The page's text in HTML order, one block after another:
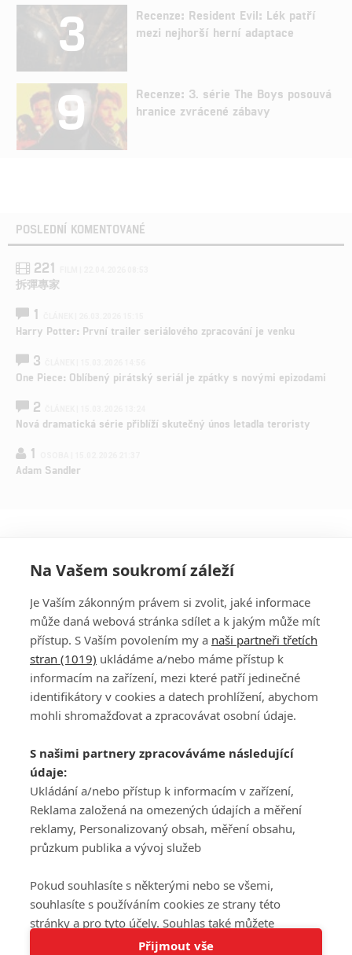
Tato stránka používá soubory cookies.
3
Recenze: Resident Evil: Lék patří
mezi nejhorší herní adaptace
9
Recenze: 3. série The Boys posouvá
hranice zvrácené zábavy
POSLEDNÍ KOMENTOVANÉ
221
拆彈專家
1
Harry Potter: První trailer seriálového zpracování je venku
3
One Piece: Oblíbený pirátský seriál je zpátky s novými epizodami
2
Nová dramatická série přiblíží skutečný únos letadla teroristy
1
Adam Sandler
PŘIHLÁSIT
REGISTROVAT
DISKUZE
Šéfredaktorkou webu jePetr Slavík, e-mailserialy@fandimefilmu.cz
Máte-li zájem o inzerci na našem webu napište nám na e-mail
studio@koncal.com
Ochrana osobních údajů|Zásady používání cookies |Pravidla webu
Upravit nastavení soukromí
© 2016 – 2026 FandimeSerialum.cz / All rights reserved /
Na Vašem soukromí záleží
Je Vaším zákonným právem si zvolit, jaké informace
může daná webová stránka sdílet a k jakým může mít
přístup. S Vaším povolením my a naši partneři třetích
stran (1019) ukládáme a/nebo máme přístup k
informacím na zařízení, mezi které patří jedinečné
identifikátory v cookies a datech prohlížení, abychom
mohli shromažďovat a zpracovávat osobní údaje.
S našimi partnery zpracováváme následující
údaje:
Ukládání a/nebo přístup k informacím v zařízení,
Reklama založená na omezených údajích a měření
reklamy, Personalizovaný obsah, měření obsahu,
průzkum publika a vývoj služeb
Pokud souhlasíte s některými nebo se všemi,
souhlasíte s používáním cookies ze strany této
stránky a pro tyto účely. Souhlas také můžete
odmítnout, ale v takovém případě vám na stránce
Přijmout vše